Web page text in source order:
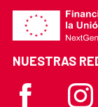
NUESTRAS
Facebook